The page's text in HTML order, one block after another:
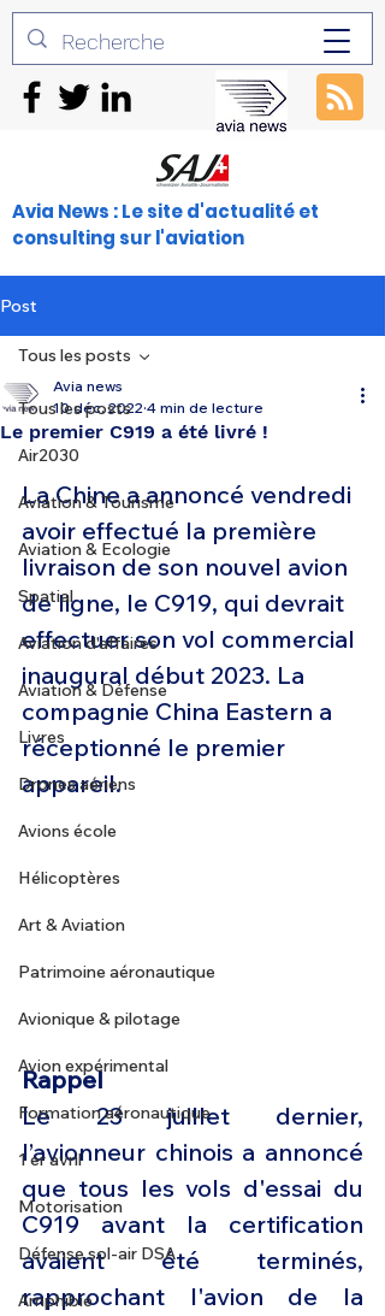
Avia News : Le site d'actualité et
consulting sur l'aviation
Post
Tous les posts
Air2030
Aviation & Tourisme
Aviation & Ecologie
Spatial
Aviation d'affaires
Aviation & Défense
Livres
Drones aériens
Avions école
Hélicoptères
Art & Aviation
Patrimoine aéronautique
Avionique & pilotage
Avion expérimental
Formation aéronautique
1 er avril
Motorisation
Défense sol-air DSA
Amphibie
Tous les posts
Le premier C919 a été livré !
Avia news
10 déc. 2022 4 min de lecture
La Chine a annoncé vendredi
avoir effectué la première
livraison de son nouvel avion
de ligne, le C919, qui devrait
effectuer son vol commercial
inaugural début 2023. La
compagnie China Eastern a
réceptionné le premier
appareil.
Rappel
Le 23 juillet dernier,
l’avionneur chinois a annoncé
que tous les vols d'essai du
C919 avant la certification
avaient été terminés,
rapprochant l'avion de la